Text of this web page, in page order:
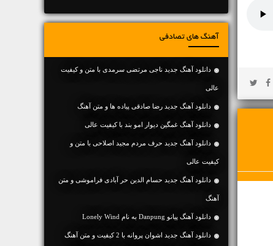
آهنگ های تصادفی
دانلود آهنگ جديد ناجی مرتضی سرمدی با متن و کیفیت
عالی
دانلود آهنگ جديد رضا صادقی پیاده ها و متن آهنگ
دانلود آهنگ غمگین دیوار امو بند با کیفیت عالی
دانلود آهنگ جديد حرف مردم مجید اصلاحی با متن و
کیفیت عالی
دانلود آهنگ جديد حسام الدین حر آبادی فراموشی و متن
آهنگ
دانلود آهنگ پیانو Danpung به نام Lonely Wind
دانلود آهنگ جديد اشوان پروانه با 2 کیفیت و متن آهنگ